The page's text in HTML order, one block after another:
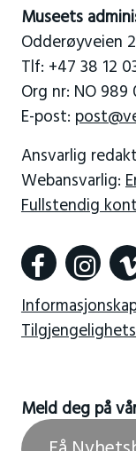
Museets
Odderøyveien
Tlf: +47 38 12
Org nr: NO
E-post:
Ansvarlig
Webansvarlig:
Fullstendig
Meld deg på